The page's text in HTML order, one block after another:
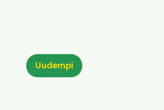
Uudempi